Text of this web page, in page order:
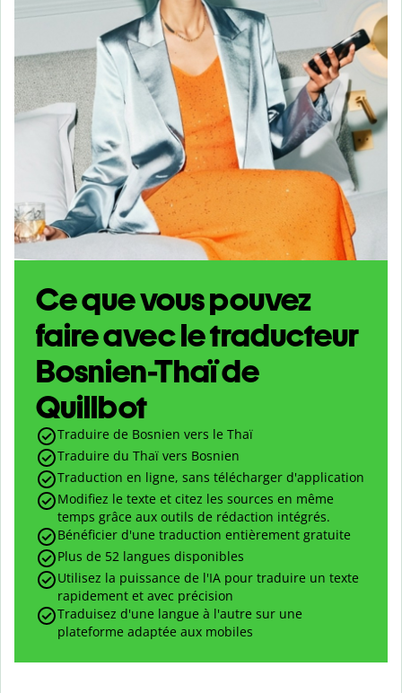
Ce que vous pouvez
faire avec le traducteur
Bosnien-Thaï de
Quillbot
Traduire de Bosnien vers le Thaï
Traduire du Thaï vers Bosnien
Traduction en ligne, sans télécharger d'application
Modifiez le texte et citez les sources en même
temps grâce aux outils de rédaction intégrés.
Bénéficier d'une traduction entièrement gratuite
Plus de 52 langues disponibles
Utilisez la puissance de l'IA pour traduire un texte
rapidement et avec précision
Traduisez d'une langue à l'autre sur une
plateforme adaptée aux mobiles